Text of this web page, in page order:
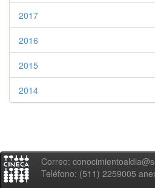
2017
2016
2015
2014
Correo:
Teléfono: (511) 2259005